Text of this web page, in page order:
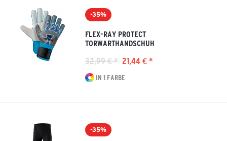
-35%
FLEX-RAY PROTECT
TORWARTHANDSCHUH
32,99 € * 21,44 € *
IN 1 FARBE
-35%